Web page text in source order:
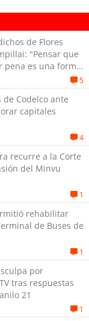
de Flores
"Pensar que
pena es una forma
5
Codelco ante
capitales
4
recurre a la Corte
del Minvu
1
rehabilitar
de Buses de
1
por
tras respuestas
21
1